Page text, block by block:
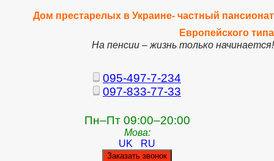
Дом престарелых в Украине- частный пансионат
Европейского типа
На пенсии – жизнь только начинается!
095-497-7-234
097-833-77-33
Пн–Пт 09:00–20:00
Мова:
UK
RU
Заказать звонок